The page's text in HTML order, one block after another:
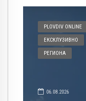
PLOVDIV ONLINE
ЕКСКЛУЗИВНО
РЕГИОНА
06.08.2026